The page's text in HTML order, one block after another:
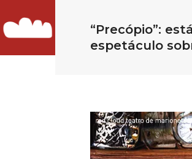
“Precópio”:
espetáculo